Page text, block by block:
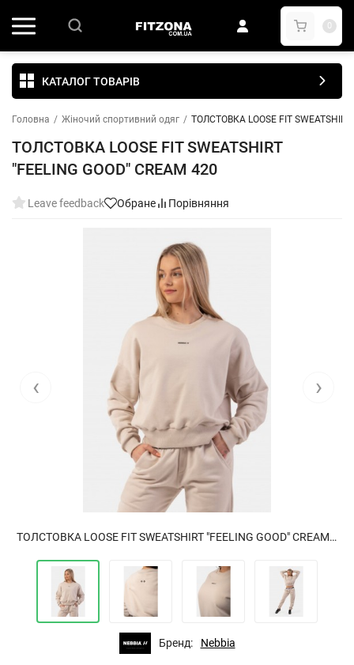
0
КАТАЛОГ ТОВАРІВ
Головна / Жіночий спортивний одяг / ТОЛСТОВКА LOOSE FIT SWEATSHIRT
ТОЛСТОВКА LOOSE FIT SWEATSHIRT
"FEELING GOOD" CREAM 420
Leave feedback Обране Порівняння
ТОЛСТОВКА LOOSE FIT SWEATSHIRT "FEELING GOOD" CREAM 420
‹ ›
Бренд: Nebbia